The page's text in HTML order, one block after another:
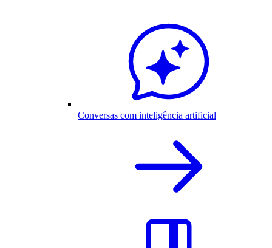
Conversas com inteligência artificial